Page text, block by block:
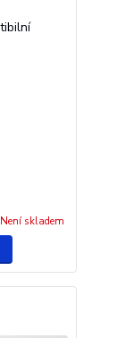
Není skladem